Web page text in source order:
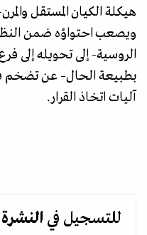
هيكلة الكيان المستقل
ويصعب احتواؤه ضمن
الروسية- إلى تحويله إلى
بطبيعة الحال– عن تضخم
آليات اتخاذ القرار.
للتسجيل في